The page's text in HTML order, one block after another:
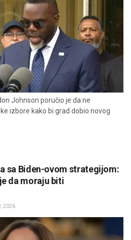
Johnson poručio je da ne
izbore kako bi grad dobio novog
sa Biden-ovom strategijom:
da moraju biti
2026